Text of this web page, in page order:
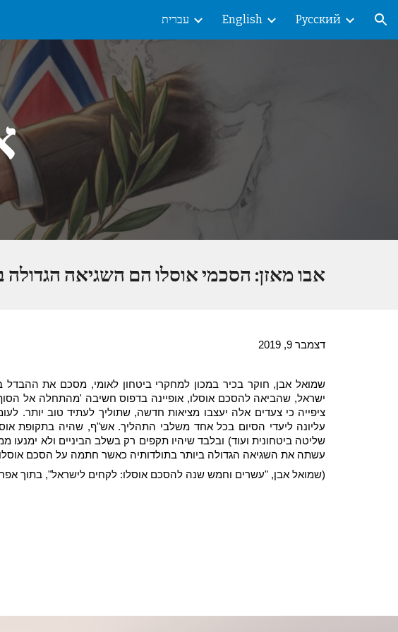
עברית English Русский
אבו מאזן: הסכמי אוסלו הם השגיאה הגדולה
דצמבר 9, 2019
שמואל אבן, חוקר בכיר במכון למחקרי ביטחון לאומי, מסכם את
ישראל, שהביאה להסכם אוסלו, אופיינה בדפוס חשיבה 'מהתחלה אל
ציפייה כי צעדים אלה יעצבו מציאות חדשה, שתוליך לעתיד טוב יותר.
עליונה ליעדי הסיום בכל אחד משלבי התהליך. אש"ף, שהיה בתקופת
עשתה את השגיאה הגדולה ביותר בתולדותיה כאשר חתמה על הסכם
(שמואל אבן, "עשרים וחמש שנה להסכם אוסלו: לקחים לישראל", בתוך אפרים לביא, יעל רונן והנרי פישמן